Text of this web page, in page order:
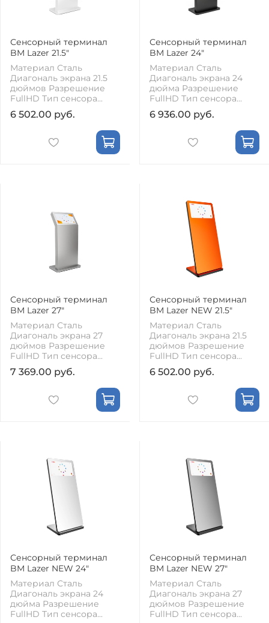
Сенсорный терминал
BM Lazer 21.5"
Материал Сталь
Диагональ экрана 21.5
дюймов Разрешение
FullHD Тип сенсора...
6 502.00 руб.
Сенсорный терминал
BM Lazer 24"
Материал Сталь
Диагональ экрана 24
дюйма Разрешение
FullHD Тип сенсора...
6 936.00 руб.
Сенсорный терминал
BM Lazer 27"
Материал Сталь
Диагональ экрана 27
дюймов Разрешение
FullHD Тип сенсора...
7 369.00 руб.
Сенсорный терминал
BM Lazer NEW 21.5"
Материал Сталь
Диагональ экрана 21.5
дюймов Разрешение
FullHD Тип сенсора...
6 502.00 руб.
Сенсорный терминал
BM Lazer NEW 24"
Материал Сталь
Диагональ экрана 24
дюйма Разрешение
FullHD Тип сенсора...
Сенсорный терминал
BM Lazer NEW 27"
Материал Сталь
Диагональ экрана 27
дюймов Разрешение
FullHD Тип сенсора...